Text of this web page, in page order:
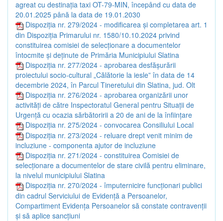
agreat cu destinația taxi OT-79-MIN, începând cu data de
20.01.2025 până la data de 19.01.2030
Dispoziția nr. 279/2024 - modificarea și completarea art. 1
din Dispoziția Primarului nr. 1580/10.10.2024 privind
constituirea comisiei de selecționare a documentelor
întocmite și deținute de Primăria Municipiului Slatina
Dispoziția nr. 277/2024 - aprobarea desfășurării
proiectului socio-cultural „Călătorie la iesle” în data de 14
decembrie 2024, în Parcul Tineretului din Slatina, jud. Olt
Dispoziția nr. 276/2024 - aprobarea organizării unor
activități de către Inspectoratul General pentru Situații de
Urgență cu ocazia sărbătoririi a 20 de ani de la înființare
Dispoziția nr. 275/2024 - convocarea Consiliului Local
Dispoziția nr. 273/2024 - reluare drept venit minim de
incluziune - componenta ajutor de incluziune
Dispoziția nr. 271/2024 - constituirea Comisiei de
selecționare a documentelor de stare civilă pentru eliminare,
la nivelul municipiului Slatina
Dispoziția nr. 270/2024 - împuternicire funcționari publici
din cadrul Serviciului de Evidență a Persoanelor,
Compartiment Evidența Persoanelor să constate contravenții
și să aplice sancțiuni